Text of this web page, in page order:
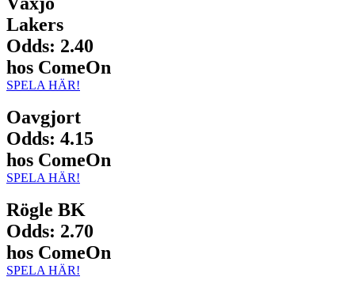
Lakers
Odds: 2.40
hos ComeOn
SPELA HÄR!
Oavgjort
Odds: 4.15
hos ComeOn
SPELA HÄR!
Rögle BK
Odds: 2.70
hos ComeOn
SPELA HÄR!